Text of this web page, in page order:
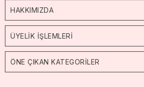
HAKKIMIZDA
ÜYELİK İŞLEMLERİ
ÖNE ÇIKAN KATEGORİLER